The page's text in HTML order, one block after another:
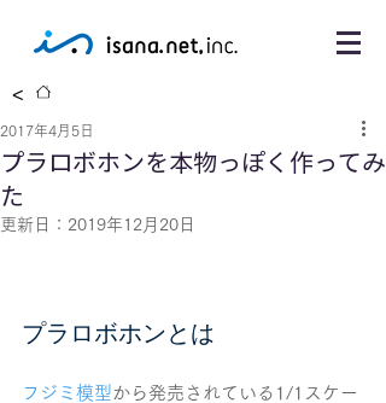
<
プラロボホンを本物っぽく作ってみ
た
2017年4月5日
更新日： 2019年12月20日
プラロボホンとは
フジミ模型 から発売されている1/1スケー